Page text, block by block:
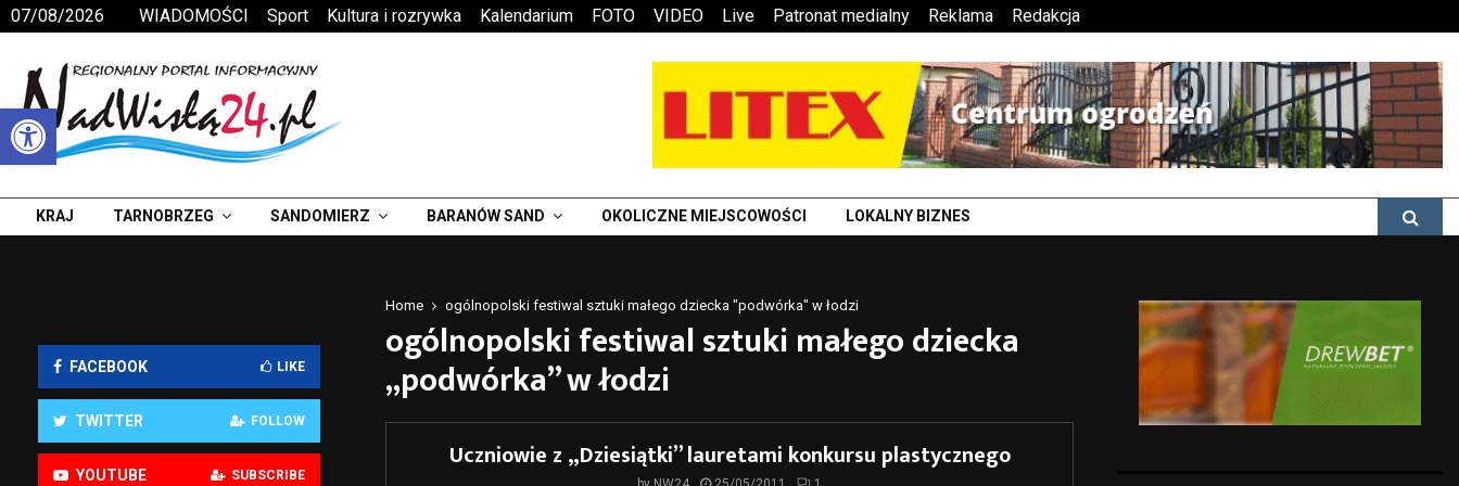
Otwórz pasek narzędzi
07/08/2026 WIADOMOŚCI Sport Kultura i rozrywka Kalendarium FOTO VIDEO Live Patronat medialny Reklama Redakcja
KRAJ TARNOBRZEG SANDOMIERZ BARANÓW SAND OKOLICZNE MIEJSCOWOŚCI LOKALNY BIZNES
Home ogólnopolski festiwal sztuki małego dziecka "podwórka" w łodzi
ogólnopolski festiwal sztuki małego dziecka
„podwórka” w łodzi
Uczniowie z „Dziesiątki” lauretami konkursu plastycznego
FACEBOOK LIKE
TWITTER FOLLOW
YOUTUBE SUBSCRIBE